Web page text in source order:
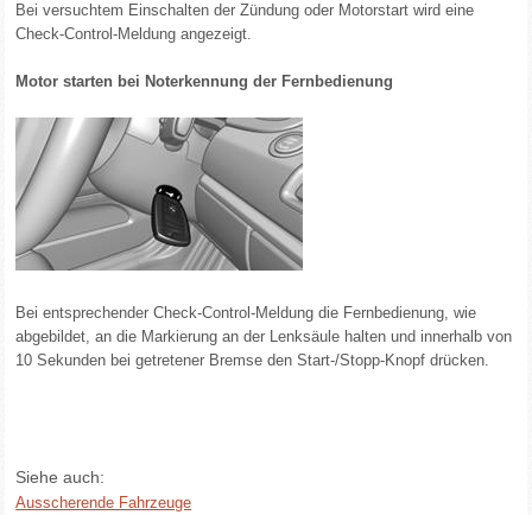
Bei versuchtem Einschalten der Zündung oder Motorstart wird eine
Check-Control-Meldung angezeigt.
Motor starten bei Noterkennung der Fernbedienung
Bei entsprechender Check-Control-Meldung die Fernbedienung, wie
abgebildet, an die Markierung an der Lenksäule halten und innerhalb von
10 Sekunden bei getretener Bremse den Start-/Stopp-Knopf drücken.
Siehe auch:
Ausscherende Fahrzeuge